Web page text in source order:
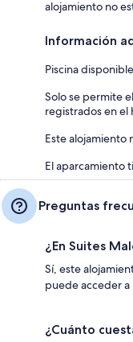
alojamiento no
Información
Piscina
Solo se permite
registrados en el
Este alojamiento
El aparcamiento
Preguntas
¿En Suites
Sí, este
puede acceder a
¿Cuánto